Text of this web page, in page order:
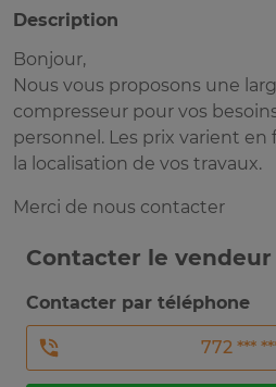
Description
Bonjour,
Nous vous proposons une
compresseur pour vos
personnel. Les prix varient
la localisation de vos travaux.
Merci de nous contacter
Contacter le vendeur
Contacter par téléphone
772 ***